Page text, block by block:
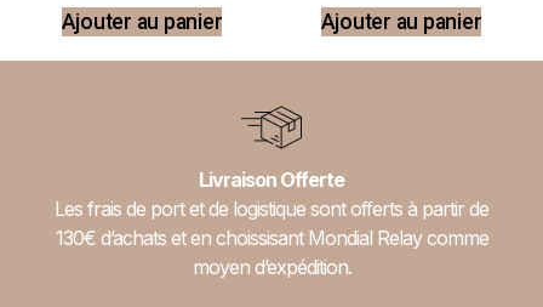
Ajouter au panier Ajouter au panier
Livraison Offerte
Les frais de port et de logistique sont offerts à partir de
130€ d’achats et en choissisant Mondial Relay comme
moyen d’expédition.